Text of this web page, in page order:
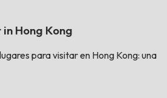
Hong Kong
para visitar en Hong Kong: una